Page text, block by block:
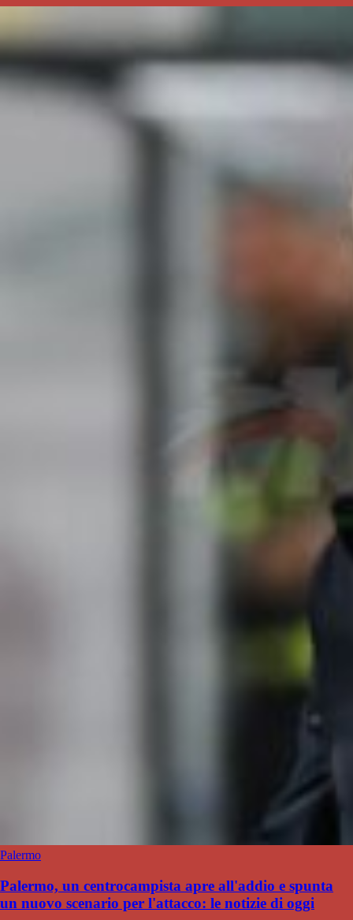
Palermo
Palermo, un centrocampista apre all'addio e spunta
un nuovo scenario per l'attacco: le notizie di oggi